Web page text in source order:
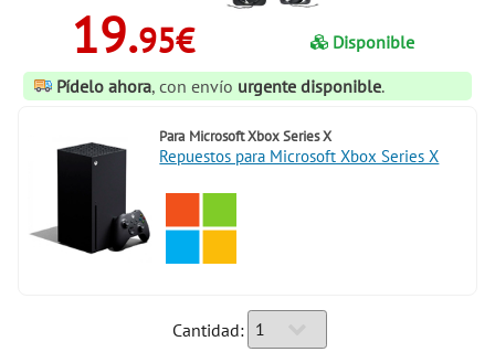
19.95€
Disponible
Pídelo ahora, con envío urgente disponible.
Para Microsoft Xbox Series X
Repuestos para Microsoft Xbox Series X
Cantidad: